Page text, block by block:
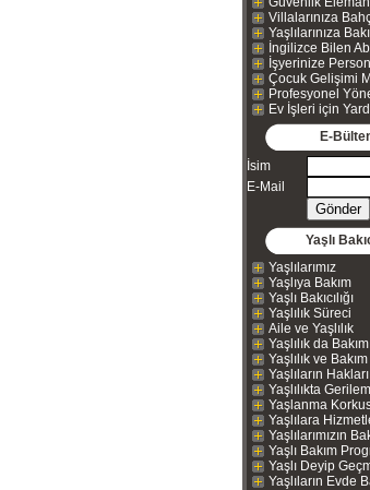
Villalarınıza
Yaşlılarınıza
İngilizce Bilen
İşyerinize
Çocuk Gelişimi
Profesyonel
Ev İşleri için
E-
İsim
E-Mail
Yaşlı
Yaşlılarımız
Yaşlıya Bakım
Yaşlı Bakıcılığı
Yaşlılık Süreci
Aile ve Yaşlılık
Yaşlılık da Bakım
Yaşlılık ve Bakım
Yaşlıların Hakları
Yaşlılıkta
Yaşlanma
Yaşlılara
Yaşlılarımızın
Yaşlı Bakım
Yaşlı Deyip
Yaşlıların Evde